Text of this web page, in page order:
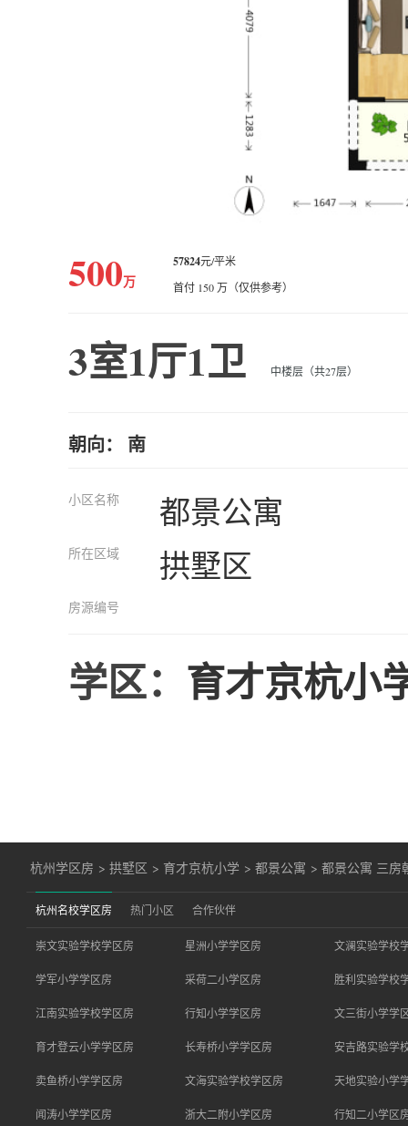
500万
57824元/平米
首付 150 万（仅供参考）
3室1厅1卫 中楼层（共27层）
朝向： 南
小区名称 都景公寓
所在区域 拱墅区
房源编号
学区： 育才京杭小
杭州学区房 >拱墅区 > 育才京杭小学 >都景公寓 >都景公寓 三房
杭州名校学区房 热门小区 合作伙伴
崇文实验学校学区房 星洲小学学区房 文澜实验学校
学军小学学区房 采荷二小学区房 胜利实验学校
江南实验学校学区房 行知小学学区房 文三街小学学
育才登云小学学区房 长寿桥小学学区房 安吉路实验学
卖鱼桥小学学区房 文海实验学校学区房 天地实验小学
闻涛小学学区房 浙大二附小学区房 行知二小学区